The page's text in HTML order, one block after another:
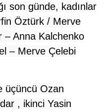
son günde, kadınlar
Öztürk / Merve
– Anna Kalchenko
– Merve Çelebi
üçüncü Ozan
, ikinci Yasin